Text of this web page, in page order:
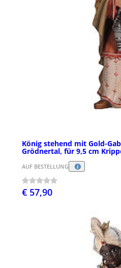
König stehend mit Gold-
Grödnertal, für 9,5 cm
AUF BESTELLUNG
€ 57,90